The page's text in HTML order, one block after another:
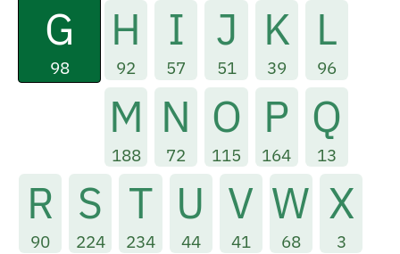
G
98
H
92
I
57
J
51
K
39
L
96
M
188
N
72
O
115
P
164
Q
13
R
90
S
224
T
234
U
44
V
41
W
68
X
3